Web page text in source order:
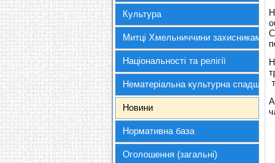
Культура
Митці Хмельниччини захисникам
Національності та релігії
Нематеріальна культурна спадщина
Новини
Нормативна база
Оголошення (загальні)